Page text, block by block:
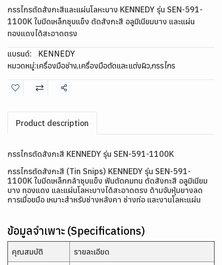
กรรไกรตัดสังกะสีและแผ่นโลหะบาง KENNEDY รุ่น SEN-591-
1100K ใบมีดเหล็กชุบแข็ง ตัดสังกะสี อลูมิเนียมบาง และแผ่น
ทองแดงได้สะอาดตรง
แบรนด์:
KENNEDY
หมวดหมู่:เครื่องมือช่าง,เครื่องมือตัดและแต่งผิว,กรรไกร
แชร์
Product description
กรรไกรตัดสังกะสี KENNEDY รุ่น SEN-591-1100K
กรรไกรตัดสังกะสี (Tin Snips) KENNEDY รุ่น SEN-591-
1100K ใบมีดเหล็กกล้าชุบแข็ง ฟันตัดคมทน ตัดสังกะสี อลูมิเนียม
บาง ทองแดง และแผ่นโลหะบางได้สะอาดตรง ด้ามจับหุ้มยางลด
การเมื่อยมือ เหมาะสำหรับช่างหลังคา ช่างท่อ และงานโลหะแผ่น
ข้อมูลจำเพาะ (Specifications)
คุณสมบัติ รายละเอียด